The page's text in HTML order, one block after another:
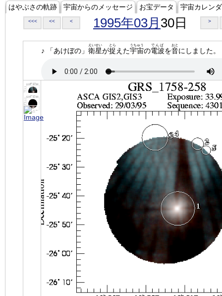
はやぶさの軌跡 宇宙からのメッセージ お宝データ 宇宙カレン
<<< << < 1995年03月 30日 >
♪ 「あけぼの」 衛星
えいせい
が捉
とら
えた宇宙
うちゅう
の電波
でんぱ
を音
おと
にしました。